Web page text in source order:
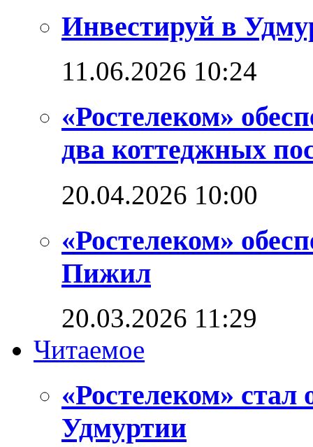
Инвестируй в
11.06.2026 10:24
«Ростелеком»
два коттеджных
20.04.2026 10:00
«Ростелеком»
Пижил
20.03.2026 11:29
Читаемое
«Ростелеком» стал
Удмуртии